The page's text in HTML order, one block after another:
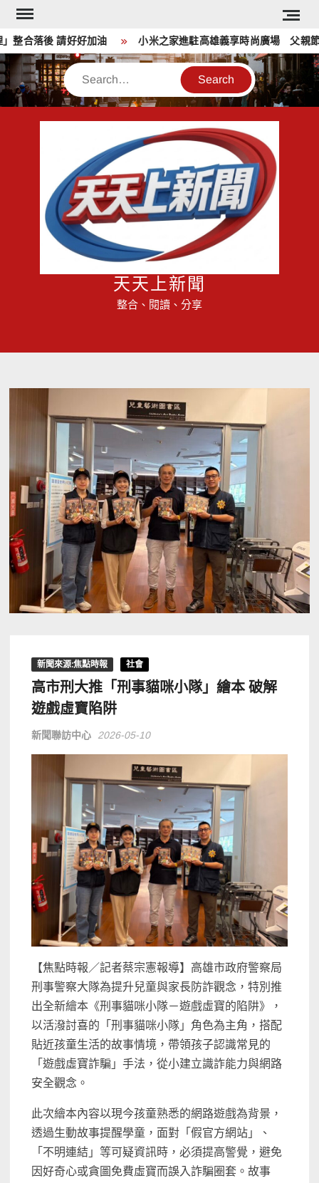
Skip
content
合落後 請好好加油 小米之家進駐高雄義享時尚廣場 父親節開
Search
天天上新聞
整合、閱讀、分享
新聞來源:焦點時報 社會
高市刑大推「刑事貓咪小隊」繪本 破解
遊戲虛寶陷阱
新聞聯訪中心 2026-05-10
【焦點時報／記者蔡宗憲報導】高雄市政府警察局
刑事警察大隊為提升兒童與家長防詐觀念，特別推
出全新繪本《刑事貓咪小隊－遊戲虛寶的陷阱》，
以活潑討喜的「刑事貓咪小隊」角色為主角，搭配
貼近孩童生活的故事情境，帶領孩子認識常見的
「遊戲虛寶詐騙」手法，從小建立識詐能力與網路
安全觀念。
此次繪本內容以現今孩童熟悉的網路遊戲為背景，
透過生動故事提醒學童，面對「假官方網站」、
「不明連結」等可疑資訊時，必須提高警覺，避免
因好奇心或貪圖免費虛寶而誤入詐騙圈套。故事